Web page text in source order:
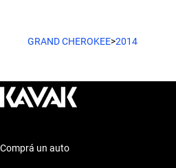
GRAND CHEROKEE>2014
Comprá un auto